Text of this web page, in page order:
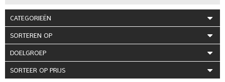
CATEGORIEËN
SORTEREN OP
DOELGROEP
SORTEER OP PRIJS